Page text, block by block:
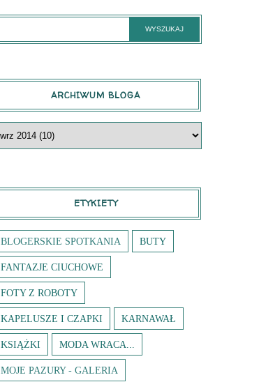
ARCHIWUM BLOGA
ETYKIETY
BLOGERSKIE SPOTKANIA BUTY
FANTAZJE CIUCHOWE
FOTY Z ROBOTY
KAPELUSZE I CZAPKI KARNAWAŁ
KSIĄŻKI MODA WRACA...
MOJE PAZURY - GALERIA